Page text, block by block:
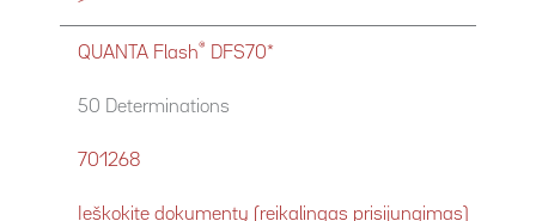
QUANTA Flash® DFS70*
50 Determinations
701268
Ieškokite dokumentų (reikalingas prisijungimas)